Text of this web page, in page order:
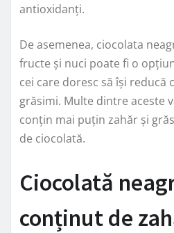
antioxidanți.
De asemenea, ciocolata
fructe și nuci poate fi o
cei care doresc să își reducă
grăsimi. Multe dintre aceste
conțin mai puțin zahăr și
de ciocolată.
Ciocolată
conținut de